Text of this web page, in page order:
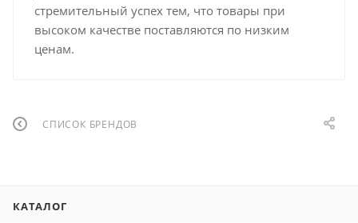
стремительный успех тем, что товары при
высоком качестве поставляются по низким
ценам.
СПИСОК БРЕНДОВ
КАТАЛОГ